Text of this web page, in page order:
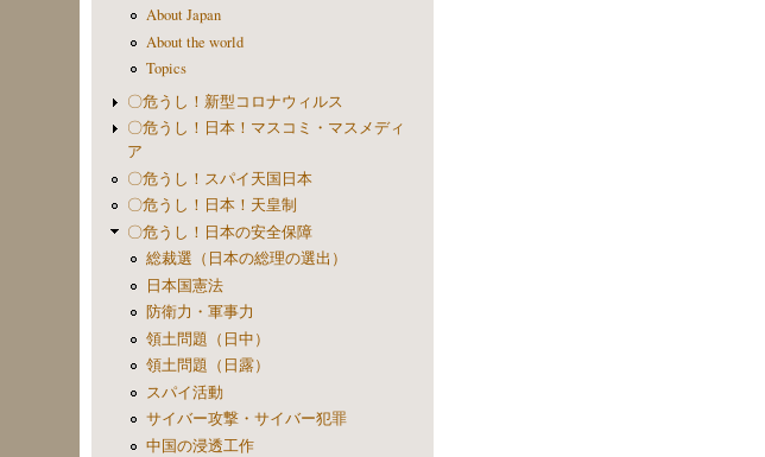
About Japan
About the world
Topics
〇危うし！新型コロナウィルス
〇危うし！日本！マスコミ・マスメディ
ア
〇危うし！スパイ天国日本
〇危うし！日本！天皇制
〇危うし！日本の安全保障
総裁選（日本の総理の選出）
日本国憲法
防衛力・軍事力
領土問題（日中）
領土問題（日露）
スパイ活動
サイバー攻撃・サイバー犯罪
中国の浸透工作